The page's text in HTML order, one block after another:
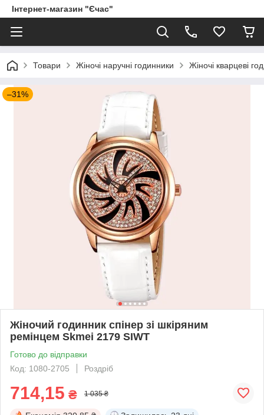
Інтернет-магазин "Єчас"
Товари Жіночі наручні годинники Жіночі кварцеві
–31%
Жіночий годинник спінер зі шкіряним
ремінцем Skmei 2179 SIWT
Готово до відправки
Код: 1080-2705
Роздріб
714,15 ₴ 1 035 ₴